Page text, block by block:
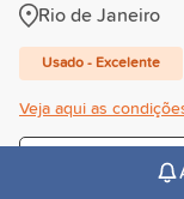
Rio de Janeiro
Usado - Excelente
Veja aqui as